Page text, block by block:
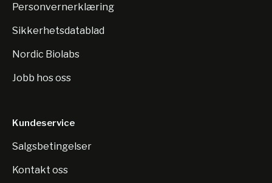
Personvernerklæring
Sikkerhetsdatablad
Nordic Biolabs
Jobb hos oss
Kundeservice
Salgsbetingelser
Kontakt oss